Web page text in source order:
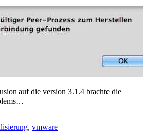
auf die version 3.1.4 brachte die
, vmware